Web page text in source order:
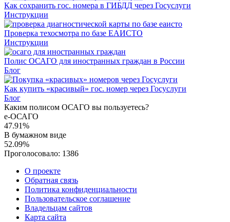
Как сохранить гос. номера в ГИБДД через Госуслуги
Инструкции
Проверка техосмотра по базе ЕАИСТО
Инструкции
Полис ОСАГО для иностранных граждан в России
Блог
Как купить «красивый» гос. номер через Госуслуги
Блог
Каким полисом ОСАГО вы пользуетесь?
е-ОСАГО
47.91%
В бумажном виде
52.09%
Проголосовало: 1386
О проекте
Обратная связь
Политика конфиденциальности
Пользовательское соглашение
Владельцам сайтов
Карта сайта